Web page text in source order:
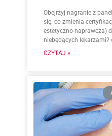
Obejrzyj nagranie z
się: co zmienia
estetyczno-naprawcza)
niebędących lekarzami?
CZYTAJ »